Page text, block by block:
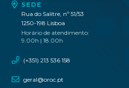
SEDE
Rua do Salitre, nº 51/53
1250-198 Lisboa
Horário de atendimento:
9.00h | 18.00h
(+351) 213 536 158
geral@oroc.pt